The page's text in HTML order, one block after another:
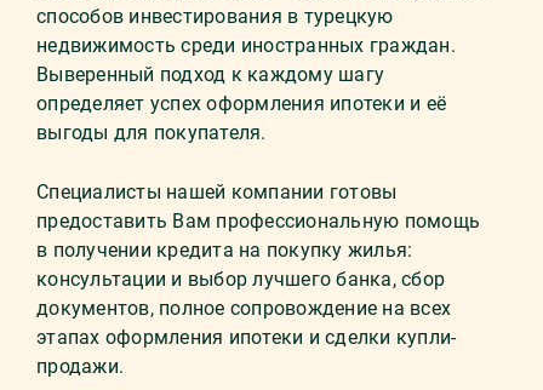
способов инвестирования в турецкую
недвижимость среди иностранных граждан.
Выверенный подход к каждому шагу
определяет успех оформления ипотеки и её
выгоды для покупателя.
Специалисты нашей компании готовы
предоставить Вам профессиональную помощь
в получении кредита на покупку жилья:
консультации и выбор лучшего банка, сбор
документов, полное сопровождение на всех
этапах оформления ипотеки и сделки купли-
продажи.